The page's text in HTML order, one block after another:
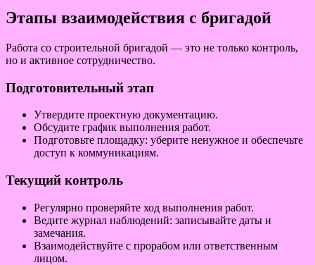
Этапы взаимодействия с бригадой
Работа со строительной бригадой — это не только контроль,
но и активное сотрудничество.
Подготовительный этап
Утвердите проектную документацию.
Обсудите график выполнения работ.
Подготовьте площадку: уберите ненужное и обеспечьте
доступ к коммуникациям.
Текущий контроль
Регулярно проверяйте ход выполнения работ.
Ведите журнал наблюдений: записывайте даты и
замечания.
Взаимодействуйте с прорабом или ответственным
лицом.